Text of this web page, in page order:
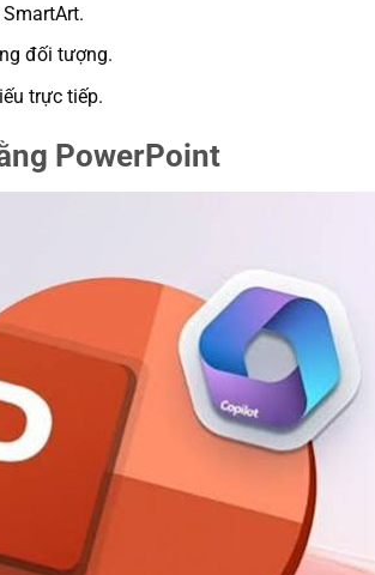
đối tượng.
trực tiếp.
PowerPoint